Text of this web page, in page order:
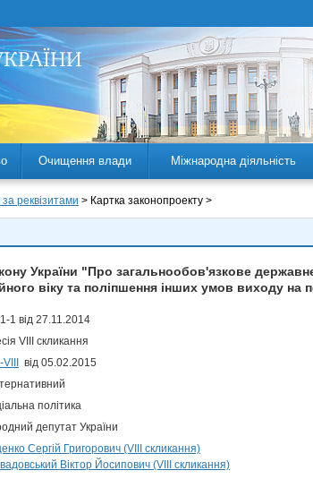
Очищення влади Міжнародна діяльність
реквізитами > Картка законопроекту >
України "Про загальнообов'язкове
віку та поліпшення інших умов виходу на
1 від 27.11.2014
VIII скликання
від 05.02.2015
політика
депутат України
Сергій Григорович (VIII скликання)
Віктор Йосипович (VIII скликання)